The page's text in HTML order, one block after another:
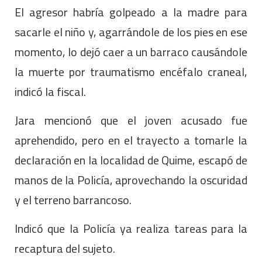
El agresor habría golpeado a la madre para
sacarle el niño y, agarrándole de los pies en ese
momento, lo dejó caer a un barraco causándole
la muerte por traumatismo encéfalo craneal,
indicó la fiscal.
Jara mencionó que el joven acusado fue
aprehendido, pero en el trayecto a tomarle la
declaración en la localidad de Quime, escapó de
manos de la Policía, aprovechando la oscuridad
y el terreno barrancoso.
Indicó que la Policía ya realiza tareas para la
recaptura del sujeto.